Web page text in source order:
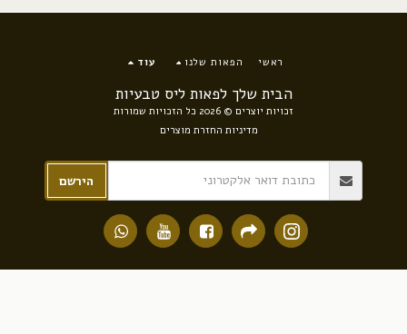
הבית שלך לפאות ליס טבעיות
זכויות יוצרים © 2026 כל הזכויות שמורות
מדיניות החזרת מוצרים
ראשי הפאות שלנו עוד
הירשם